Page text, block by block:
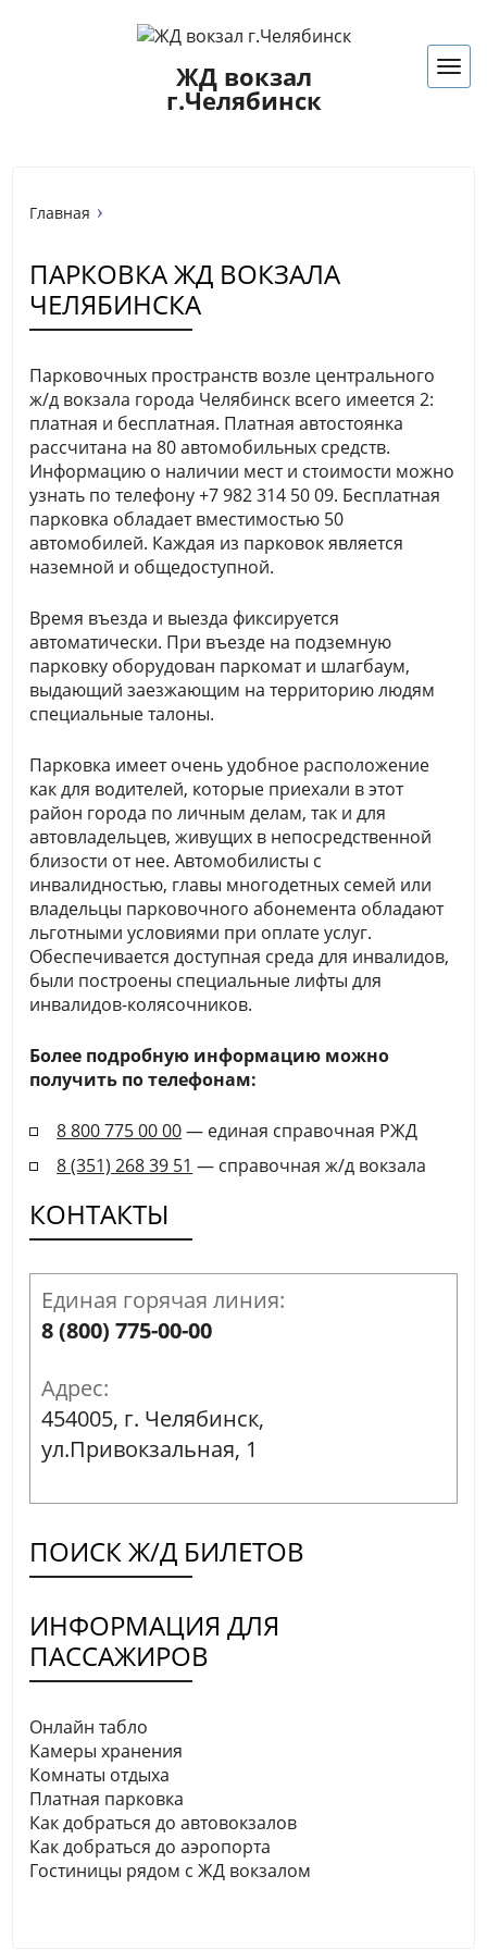
ЖД вокзал
г.Челябинск
Главная
ПАРКОВКА ЖД ВОКЗАЛА
ЧЕЛЯБИНСКА
Парковочных пространств возле центрального
ж/д вокзала города Челябинск всего имеется 2:
платная и бесплатная. Платная автостоянка
рассчитана на 80 автомобильных средств.
Информацию о наличии мест и стоимости можно
узнать по телефону +7 982 314 50 09. Бесплатная
парковка обладает вместимостью 50
автомобилей. Каждая из парковок является
наземной и общедоступной.
Время въезда и выезда фиксируется
автоматически. При въезде на подземную
парковку оборудован паркомат и шлагбаум,
выдающий заезжающим на территорию людям
специальные талоны.
Парковка имеет очень удобное расположение
как для водителей, которые приехали в этот
район города по личным делам, так и для
автовладельцев, живущих в непосредственной
близости от нее. Автомобилисты с
инвалидностью, главы многодетных семей или
владельцы парковочного абонемента обладают
льготными условиями при оплате услуг.
Обеспечивается доступная среда для инвалидов,
были построены специальные лифты для
инвалидов-колясочников.
Более подробную информацию можно
получить по телефонам:
8 800 775 00 00— единая справочная РЖД
8 (351) 268 39 51 — справочная ж/д вокзала
КОНТАКТЫ
Единая горячая линия:
8 (800) 775-00-00
Адрес:
454005, г. Челябинск,
ул.Привокзальная, 1
ПОИСК Ж/Д БИЛЕТОВ
ИНФОРМАЦИЯ ДЛЯ
ПАССАЖИРОВ
Онлайн табло
Камеры хранения
Комнаты отдыха
Платная парковка
Как добраться до автовокзалов
Как добраться до аэропорта
Гостиницы рядом с ЖД вокзалом